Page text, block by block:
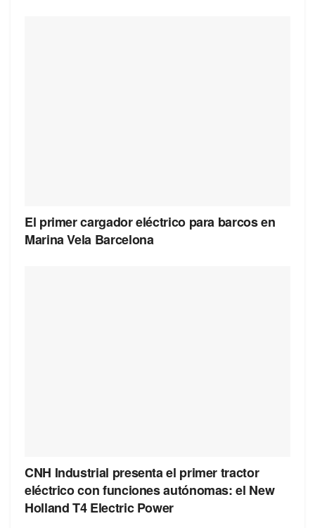
El primer cargador eléctrico para barcos en
Marina Vela Barcelona
CNH Industrial presenta el primer tractor
eléctrico con funciones autónomas: el New
Holland T4 Electric Power